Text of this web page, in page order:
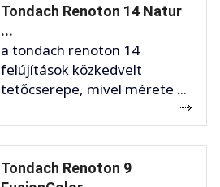
Tondach Renoton 14 Natur
...
a tondach renoton 14
felújítások közkedvelt
tetőcserepe, mivel mérete ...
Tondach Renoton 9